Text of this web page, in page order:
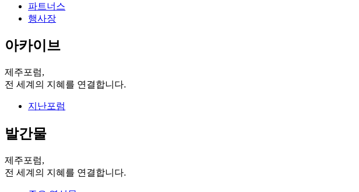
파트너스
행사장
아카이브
제주포럼,
전 세계의 지혜를 연결합니다.
지난포럼
발간물
제주포럼,
전 세계의 지혜를 연결합니다.